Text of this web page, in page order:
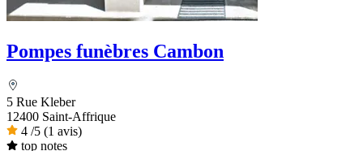
Pompes funèbres Cambon
5 Rue Kleber
12400 Saint-Affrique
4 /5 (1 avis)
top notes